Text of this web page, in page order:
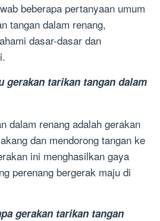
beberapa pertanyaan umum
tangan dalam renang,
dasar-dasar dan
gerakan tarikan tangan dalam
dalam renang adalah gerakan
dan mendorong tangan ke
ini menghasilkan gaya
perenang bergerak maju di
gerakan tarikan tangan